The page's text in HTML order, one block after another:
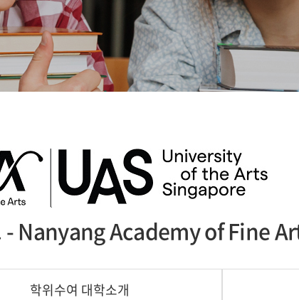
- Nanyang Academy of Fine
학위수여 대학소개